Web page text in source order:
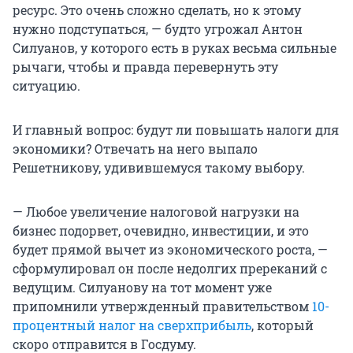
ресурс. Это очень сложно сделать, но к этому
нужно подступаться, — будто угрожал Антон
Силуанов, у которого есть в руках весьма сильные
рычаги, чтобы и правда перевернуть эту
ситуацию.
И главный вопрос: будут ли повышать налоги для
экономики? Отвечать на него выпало
Решетникову, удивившемуся такому выбору.
— Любое увеличение налоговой нагрузки на
бизнес подорвет, очевидно, инвестиции, и это
будет прямой вычет из экономического роста, —
сформулировал он после недолгих пререканий с
ведущим. Силуанову на тот момент уже
припомнили утвержденный правительством 10-
процентный налог на сверхприбыль, который
скоро отправится в Госдуму.